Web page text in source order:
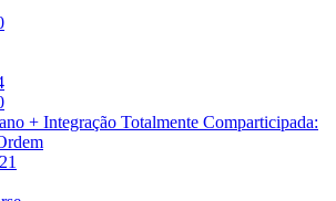
+ Integração Totalmente Comparticipada: